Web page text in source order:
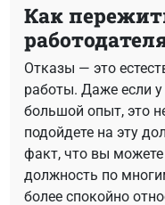
Как
Отказы — это
работы. Даже если
большой опыт, это
подойдете на эту
факт, что вы
должность по
более спокойно